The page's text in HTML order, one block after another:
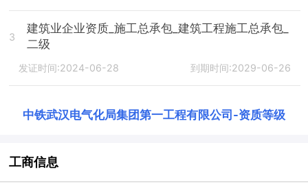
3
建筑业企业资质_施工总承包_建筑工程施工总承包_
二级
发证时间:2024-06-28 到期时间:2029-06-26
中铁武汉电气化局集团第一工程有限公司 -资质等级
工商信息